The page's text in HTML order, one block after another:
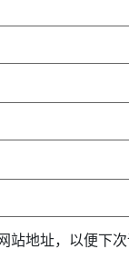
地址，以便下次